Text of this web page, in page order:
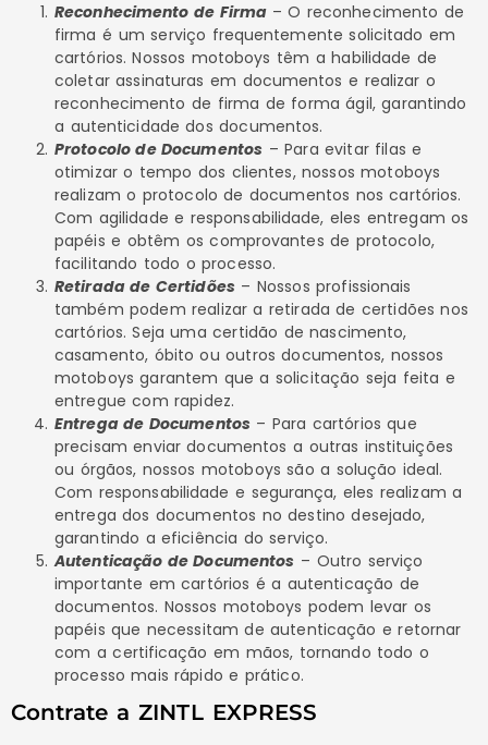
Reconhecimento de Firma – O reconhecimento de
firma é um serviço frequentemente solicitado em
cartórios. Nossos motoboys têm a habilidade de
coletar assinaturas em documentos e realizar o
reconhecimento de firma de forma ágil, garantindo
a autenticidade dos documentos.
Protocolo de Documentos – Para evitar filas e
otimizar o tempo dos clientes, nossos motoboys
realizam o protocolo de documentos nos cartórios.
Com agilidade e responsabilidade, eles entregam os
papéis e obtêm os comprovantes de protocolo,
facilitando todo o processo.
Retirada de Certidões – Nossos profissionais
também podem realizar a retirada de certidões nos
cartórios. Seja uma certidão de nascimento,
casamento, óbito ou outros documentos, nossos
motoboys garantem que a solicitação seja feita e
entregue com rapidez.
Entrega de Documentos – Para cartórios que
precisam enviar documentos a outras instituições
ou órgãos, nossos motoboys são a solução ideal.
Com responsabilidade e segurança, eles realizam a
entrega dos documentos no destino desejado,
garantindo a eficiência do serviço.
Autenticação de Documentos – Outro serviço
importante em cartórios é a autenticação de
documentos. Nossos motoboys podem levar os
papéis que necessitam de autenticação e retornar
com a certificação em mãos, tornando todo o
processo mais rápido e prático.
Contrate a ZINTL EXPRESS